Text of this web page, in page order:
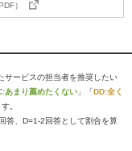
）
サービスの担当者を推奨したい
あまり薦めたくない 」「DD:全く
。
答、D=1-2回答として割合を算